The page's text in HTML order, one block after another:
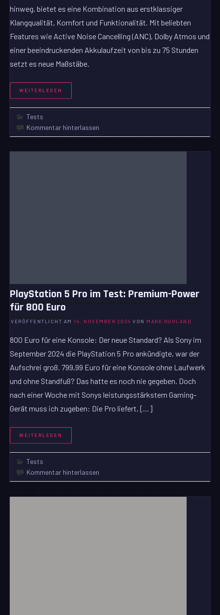
hinweg, bietet es eine Kombination aus erstklassiger
Klangqualität, Komfort und Funktionalität. Mit beliebten
Features wie Active Noise Cancelling (ANC), Dolby Atmos und
einer beeindruckenden Akkulaufzeit von bis zu 75 Stunden
setzt es neue Maßstäbe.
WEITERLESEN
Tests
Kommentar hinterlassen
PlayStation 5 Pro im Test: Premium-Power
für 800 Euro
VERÖFFENTLICHT AM 14. NOVEMBER 2024 VON MARK RUHLAND
800 Euro für eine Konsole: Der neue Standard? Als Sony im
September 2024 die PlayStation 5 Pro ankündigte, war der
Aufschrei groß. 799,99 Euro für eine Konsole ohne Laufwerk
und ohne Standfuß? Das hatte es noch nie gegeben. Doch
nach einer Woche mit Sonys leistungsstärkstem Gaming-
Gerät muss ich zugeben: Die Pro liefert, […]
WEITERLESEN
Tests
Kommentar hinterlassen